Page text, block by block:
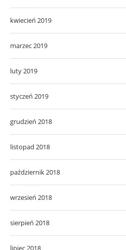
kwiecień 2019
marzec 2019
luty 2019
styczeń 2019
grudzień 2018
listopad 2018
październik 2018
wrzesień 2018
sierpień 2018
lipiec 2018